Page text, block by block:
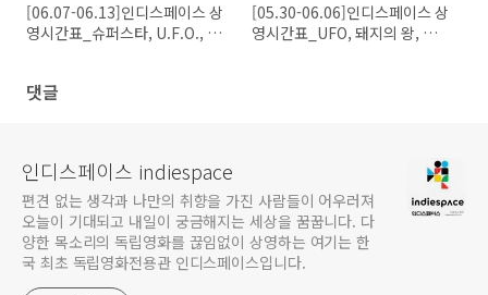
[06.07-06.13]인디스페이스 상
영시간표_슈퍼스타, U.F.O., 돼
[05.30-06.06]인디스페이스 상
영시간표_UFO, 돼지의 왕, 레드
댓글
인디스페이스 indiespace
편견 없는 생각과 나만의 취향을 가진 사람들이 어우러져
오늘이 기대되고 내일이 궁금해지는 세상을 꿈꿉니다. 다
양한 목소리의 독립영화를 끊임없이 상영하는 여기는 한
국 최초 독립영화전용관 인디스페이스입니다.